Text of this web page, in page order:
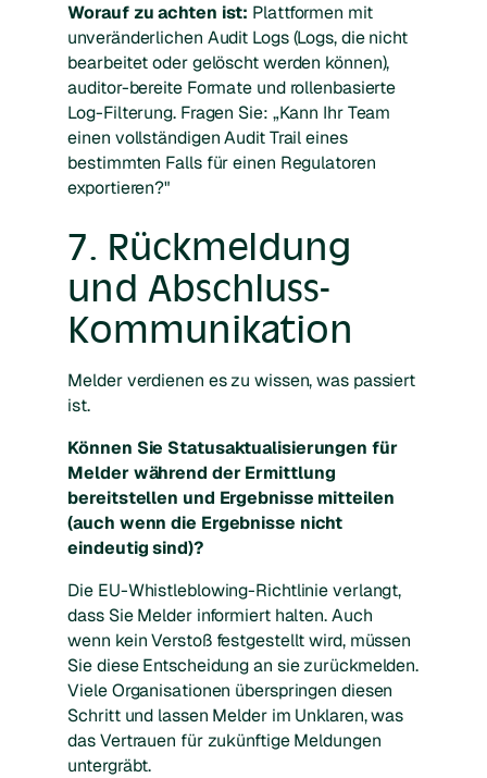
Worauf zu achten ist: Plattformen mit
unveränderlichen Audit Logs (Logs, die nicht
bearbeitet oder gelöscht werden können),
auditor-bereite Formate und rollenbasierte
Log-Filterung. Fragen Sie: „Kann Ihr Team
einen vollständigen Audit Trail eines
bestimmten Falls für einen Regulatoren
exportieren?"
7. Rückmeldung
und Abschluss-
Kommunikation
Melder verdienen es zu wissen, was passiert
ist.
Können Sie Statusaktualisierungen für
Melder während der Ermittlung
bereitstellen und Ergebnisse mitteilen
(auch wenn die Ergebnisse nicht
eindeutig sind)?
Die EU-Whistleblowing-Richtlinie verlangt,
dass Sie Melder informiert halten. Auch
wenn kein Verstoß festgestellt wird, müssen
Sie diese Entscheidung an sie zurückmelden.
Viele Organisationen überspringen diesen
Schritt und lassen Melder im Unklaren, was
das Vertrauen für zukünftige Meldungen
untergräbt.